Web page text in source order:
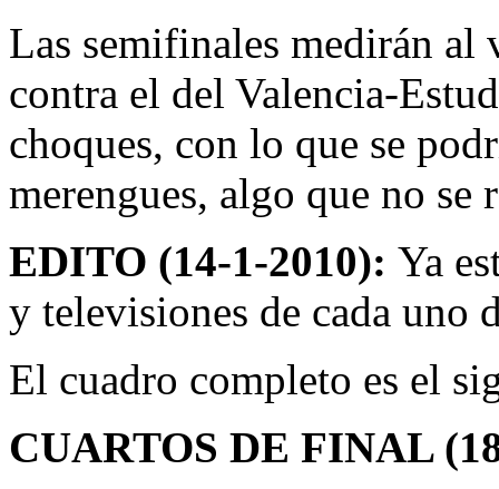
Las semifinales medirán al
contra el del Valencia-
choques, con lo que se
merengues, algo que no se
EDITO (14-1-2010): Ya
y televisiones de cada uno
El cuadro completo es el
CUARTOS DE FINAL